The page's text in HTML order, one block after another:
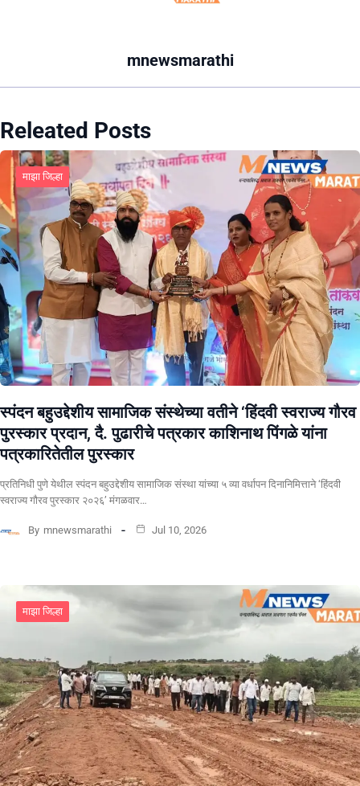
mnewsmarathi
Releated Posts
माझा जिल्हा
स्पंदन बहुउद्देशीय सामाजिक संस्थेच्या वतीने ‘हिंदवी स्वराज्य गौरव
पुरस्कार प्रदान, दै. पुढारीचे पत्रकार काशिनाथ पिंगळे यांना
पत्रकारितेतील पुरस्कार
प्रतिनिधी पुणे येथील स्पंदन बहुउद्देशीय सामाजिक संस्था यांच्या ५ व्या वर्धापन दिनानिमित्ताने ‘हिंदवी
स्वराज्य गौरव पुरस्कार २०२६’ मंगळवार…
By mnewsmarathi Jul 10, 2026
माझा जिल्हा